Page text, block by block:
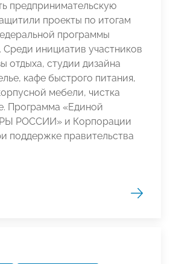
предпринимательскую
проекты по итогам
программы
инициатив участников
отдыха, студии дизайна
кафе быстрого питания,
мебели, чистка
Программа «Единой
РОССИИ» и Корпорации
поддержке правительства